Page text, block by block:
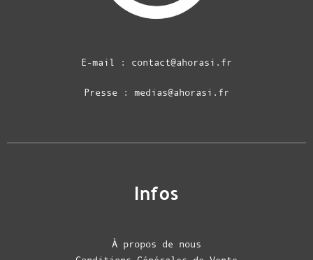
E-mail : contact@ahorasi.fr
Presse : medias@ahorasi.fr
Infos
À propos de nous